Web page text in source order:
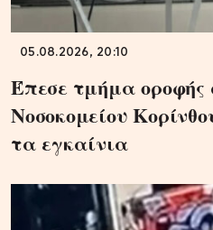
05.08.2026, 20:10
Έπεσε τμήμα
Νοσοκομείου
τα εγκαίνια